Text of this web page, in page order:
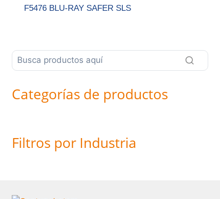
F5476 BLU-RAY SAFER SLS
Categorías de productos
Filtros por Industria